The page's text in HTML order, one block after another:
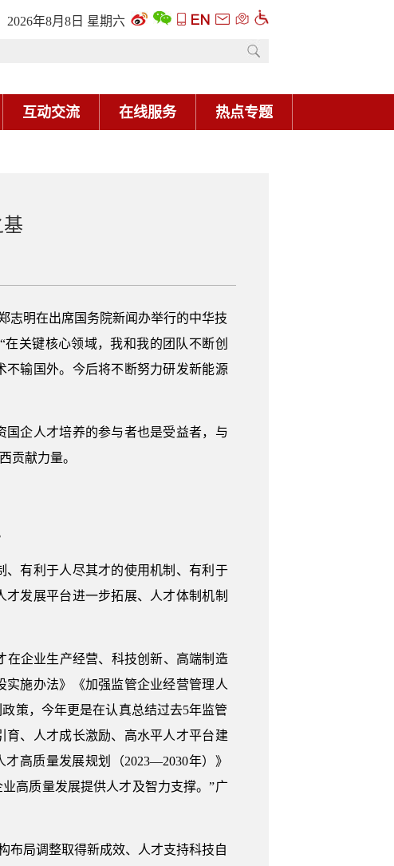
2026年8月8日 星期六
互动交流 在线服务 热点专题
明在出席国务院新闻办举行的中华技
关键核心领域，我和我的团队不断创
输国外。今后将不断努力研发新能源
企人才培养的参与者也是受益者，与
贡献力量。
有利于人尽其才的使用机制、有利于
发展平台进一步拓展、人才体制机制
企业生产经营、科技创新、高端制造
施办法》《加强监管企业经营管理人
策，今年更是在认真总结过去5年监管
、人才成长激励、高水平人才平台建
高质量发展规划（2023—2030年）》
高质量发展提供人才及智力支撑。”广
局调整取得新成效、人才支持科技自